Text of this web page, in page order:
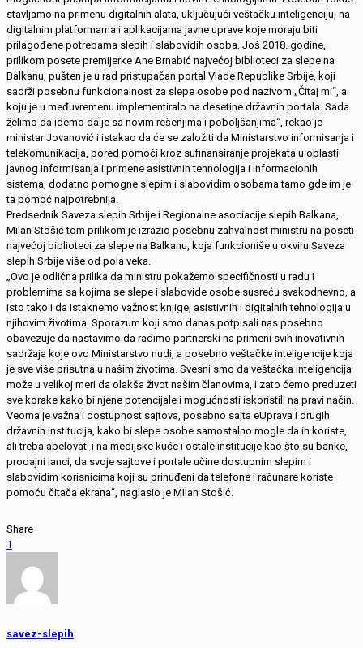
stavljamo na primenu digitalnih alata, uključujući veštačku inteligenciju, na
digitalnim platformama i aplikacijama javne uprave koje moraju biti
prilagođene potrebama slepih i slabovidih osoba. Još 2018. godine,
prilikom posete premijerke Ane Brnabić najvećoj biblioteci za slepe na
Balkanu, pušten je u rad pristupačan portal Vlade Republike Srbije, koji
sadrži posebnu funkcionalnost za slepe osobe pod nazivom „Čitaj mi“, a
koju je u međuvremenu implementiralo na desetine državnih portala. Sada
želimo da idemo dalje sa novim rešenjima i poboljšanjima“, rekao je
ministar Jovanović i istakao da će se založiti da Ministarstvo informisanja i
telekomunikacija, pored pomoći kroz sufinansiranje projekata u oblasti
javnog informisanja i primene asistivnih tehnologija i informacionih
sistema, dodatno pomogne slepim i slabovidim osobama tamo gde im je
ta pomoć najpotrebnija.
Predsednik Saveza slepih Srbije i Regionalne asociacije slepih Balkana,
Milan Stošić tom prilikom je izrazio posebnu zahvalnost ministru na poseti
najvećoj biblioteci za slepe na Balkanu, koja funkcioniše u okviru Saveza
slepih Srbije više od pola veka.
„Ovo je odlična prilika da ministru pokažemo specifičnosti u radu i
problemima sa kojima se slepe i slabovide osobe susreću svakodnevno, a
isto tako i da istaknemo važnost knjige, asistivnih i digitalnih tehnologija u
njihovim životima. Sporazum koji smo danas potpisali nas posebno
obavezuje da nastavimo da radimo partnerski na primeni svih inovativnih
sadržaja koje ovo Ministarstvo nudi, a posebno veštačke inteligencije koja
je sve više prisutna u našim životima. Svesni smo da veštačka inteligencija
može u velikoj meri da olakša život našim članovima, i zato ćemo preduzeti
sve korake kako bi njene potencijale i mogućnosti iskoristili na pravi način.
Veoma je važna i dostupnost sajtova, posebno sajta eUprava i drugih
državnih institucija, kako bi slepe osobe samostalno mogle da ih koriste,
ali treba apelovati i na medijske kuće i ostale institucije kao što su banke,
prodajni lanci, da svoje sajtove i portale učine dostupnim slepim i
slabovidim korisnicima koji su prinuđeni da telefone i računare koriste
pomoću čitača ekrana“, naglasio je Milan Stošić.
Share
1
savez-slepih